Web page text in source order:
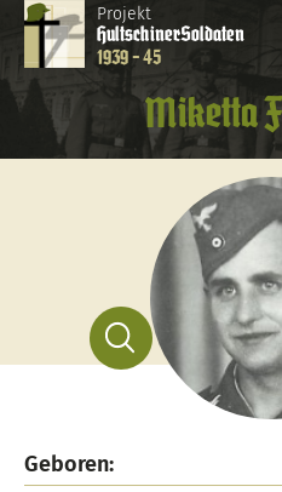
Projekt
HultschinerSoldaten
1939 - 45
Miketta
Geboren: